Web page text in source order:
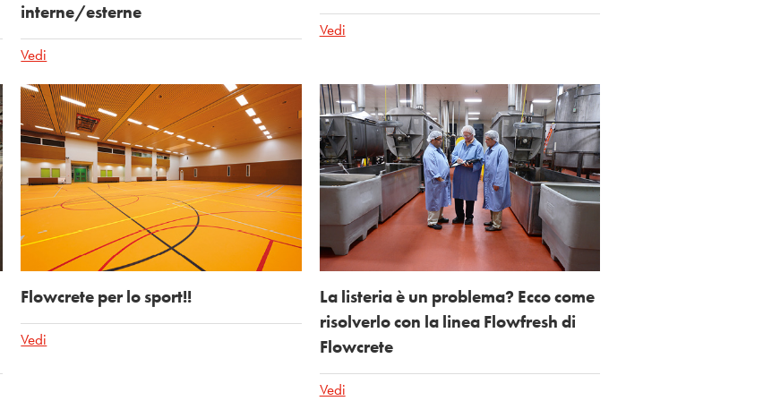
interne/esterne
Vedi
Vedi
Flowcrete per lo sport!!
Vedi
La listeria è un problema? Ecco come
risolverlo con la linea Flowfresh di
Flowcrete
Vedi